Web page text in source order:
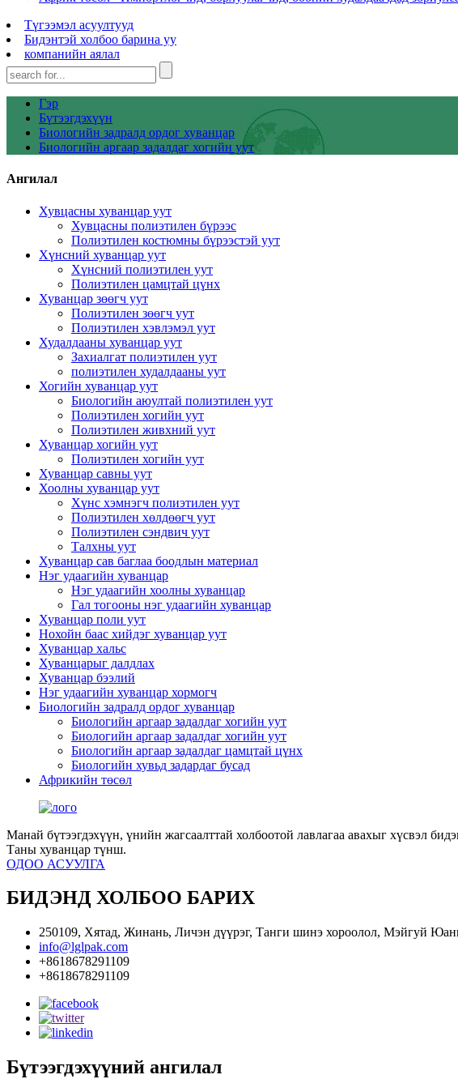
Түгээмэл асуултууд
Бидэнтэй холбоо барина уу
компанийн аялал
Гэр
Бүтээгдэхүүн
Биологийн задралд ордог хуванцар
Биологийн аргаар задалдаг хогийн уут
Ангилал
Хувцасны хуванцар уут
Хувцасны полиэтилен бүрээс
Полиэтилен костюмны бүрээстэй уут
Хүнсний хуванцар уут
Хүнсний полиэтилен уут
Полиэтилен цамцтай цүнх
Хуванцар зөөгч уут
Полиэтилен зөөгч уут
Полиэтилен хэвлэмэл уут
Худалдааны хуванцар уут
Захиалгат полиэтилен уут
полиэтилен худалдааны уут
Хогийн хуванцар уут
Биологийн аюултай полиэтилен уут
Полиэтилен хогийн уут
Полиэтилен живхний уут
Хуванцар хогийн уут
Полиэтилен хогийн уут
Хуванцар савны уут
Хоолны хуванцар уут
Хүнс хэмнэгч полиэтилен уут
Полиэтилен хөлдөөгч уут
Полиэтилен сэндвич уут
Талхны уут
Хуванцар сав баглаа боодлын материал
Нэг удаагийн хуванцар
Нэг удаагийн хоолны хуванцар
Гал тогооны нэг удаагийн хуванцар
Хуванцар поли уут
Нохойн баас хийдэг хуванцар уут
Хуванцар хальс
Хуванцарыг далдлах
Хуванцар бээлий
Нэг удаагийн хуванцар хормогч
Биологийн задралд ордог хуванцар
Биологийн аргаар задалдаг хогийн уут
Биологийн аргаар задалдаг хогийн уут
Биологийн аргаар задалдаг цамцтай цүнх
Биологийн хувьд задардаг бусад
Африкийн төсөл
Манай бүтээгдэхүүн, үнийн жагсаалттай холбоотой лавлагаа авахыг хүсвэл
Таны хуванцар түнш.
ОДОО АСУУЛГА
БИДЭНД ХОЛБОО БАРИХ
250109, Хятад, Жинань, Личэн дүүрэг, Танги шинэ хороолол, Мэйгуй
info@lglpak.com
+8618678291109
+8618678291109
Бүтээгдэхүүний ангилал